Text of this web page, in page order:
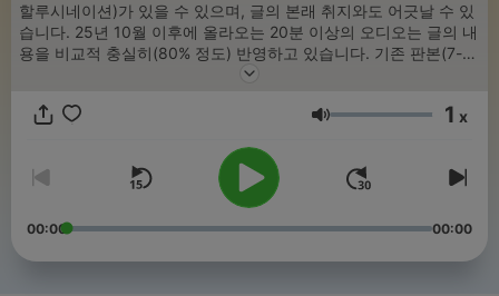
할루시네이션)가 있을 수 있으며, 글의 본래 취지와도 어긋날 수 있
습니다. 25년 10월 이후에 올라오는 20분 이상의 오디오는 글의 내
용을 비교적 충실히(80% 정도) 반영하고 있습니다. 기존 판본(7-8
분 분량)이 글의 30-40% 정도 반영한 것에 비해 큰 발전입니다. 이
고 있습니다. 자세한 내용은 반드시 원글을 참조하시기 바랍니다.
다음에서 확인할 수 있습니다. 아나토미(https://sozo.tistory.com)
영상이 포함된 일부 버전은 위 사이트를 통해 구독자 전용으로 제공
Volumen 1 x
00:00 00:00